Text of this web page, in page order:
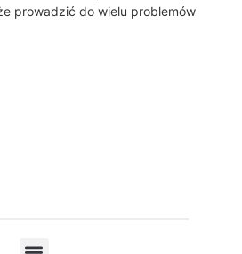
prowadzić do wielu problemów